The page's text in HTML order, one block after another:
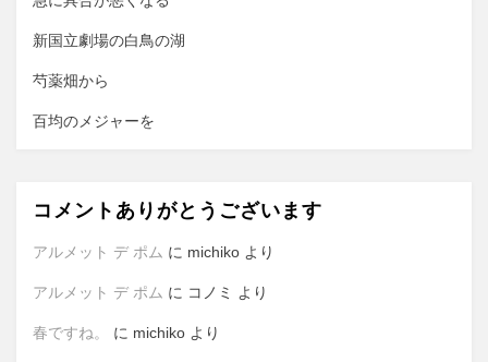
新国立劇場の白鳥の湖
芍薬畑から
百均のメジャーを
コメントありがとうございます
アルメット デ ポム に michiko より
アルメット デ ポム に コノミ より
春ですね。 に michiko より